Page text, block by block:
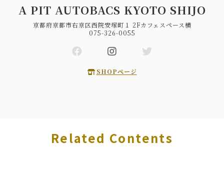
A PIT AUTOBACS KYOTO SHIJO
京都府京都市右京区西院安塚町１ 2Fカフェスペース横
075-326-0055
SHOPページ
Related Contents